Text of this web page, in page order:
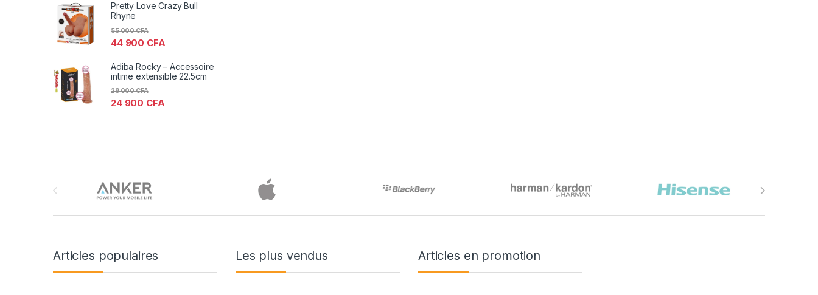
Pretty Love Crazy Bull
Rhyne
44 900 CFA
55 000CFA
Adiba Rocky – Accessoire
intime extensible 22.5cm
24 900 CFA
28 000CFA
Articles populaires Les plus vendus Articles en promotion